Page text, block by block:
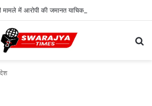
मामले में आरोपी की जमानत याचिका खारिज